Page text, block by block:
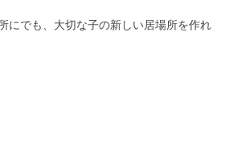
にでも、大切な子の新しい居場所を作れ